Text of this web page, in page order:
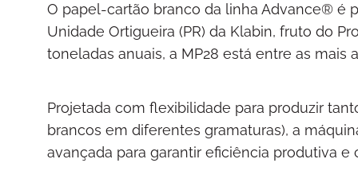
O papel-cartão branco da linha Advance® é
Unidade Ortigueira (PR) da Klabin, fruto do
toneladas anuais, a MP28 está entre as
Projetada com flexibilidade para produzir
brancos em diferentes gramaturas), a
avançada para garantir eficiência produtiva e